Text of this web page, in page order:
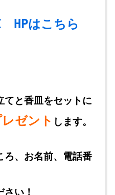
HPはこちら
てと香皿をセットに
ゼント します。
ろ、お名前、電話番
い！